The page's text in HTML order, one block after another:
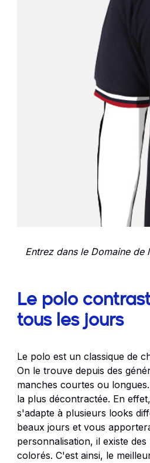
Entrez dans le Domaine
Le polo
tous les jours
Le polo est un classique de
On le trouve depuis des
manches courtes ou
la plus décontractée. En
s'adapte à plusieurs looks
beaux jours et vous
personnalisation, il existe
colorés. C'est ainsi, le